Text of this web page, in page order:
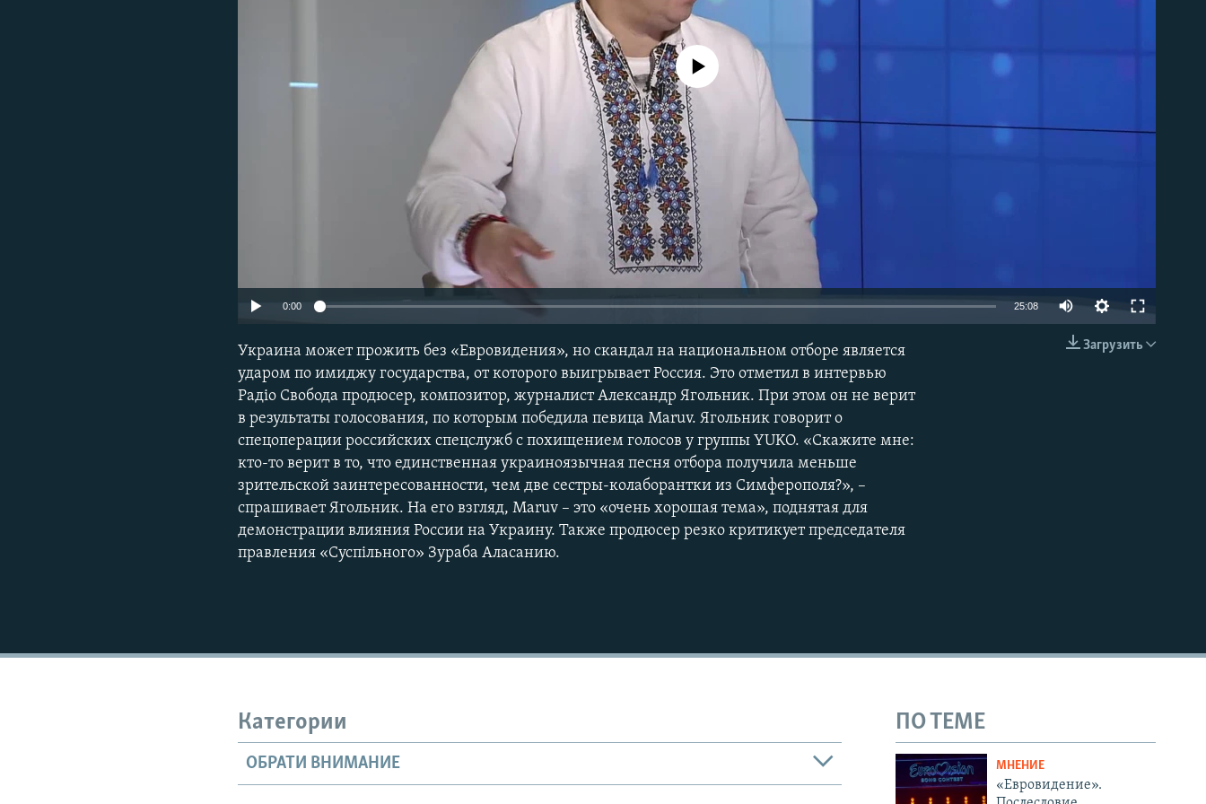
EMBED
No media source currently available
0:00 25:08
Загрузить
Украина может прожить без «Евровидения», но скандал на национальном отборе является
ударом по имиджу государства, от которого выигрывает Россия. Это отметил в интервью
Радіо Свобода продюсер, композитор, журналист Александр Ягольник. При этом он не верит
в результаты голосования, по которым победила певица Maruv. Ягольник говорит о
спецоперации российских спецслужб с похищением голосов у группы YUKO. «Скажите мне:
кто-то верит в то, что единственная украиноязычная песня отбора получила меньше
зрительской заинтересованности, чем две сестры-колаборантки из Симферополя?», –
спрашивает Ягольник. На его взгляд, Maruv – это «очень хорошая тема», поднятая для
демонстрации влияния России на Украину. Также продюсер резко критикует председателя
правления «Суспільного» Зураба Аласанию.
ПО ТЕМЕ
МНЕНИЕ
«Евровидение».
Категории
ОБРАТИ ВНИМАНИЕ